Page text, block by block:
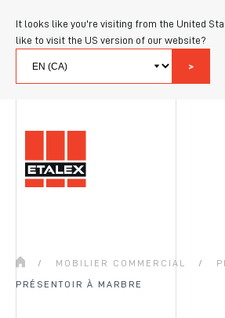
It looks like you're visiting from the United
like to visit the US version of our website?
>
/ MOBILIER COMMERCIAL /
PRÉSENTOIR À MARBRE